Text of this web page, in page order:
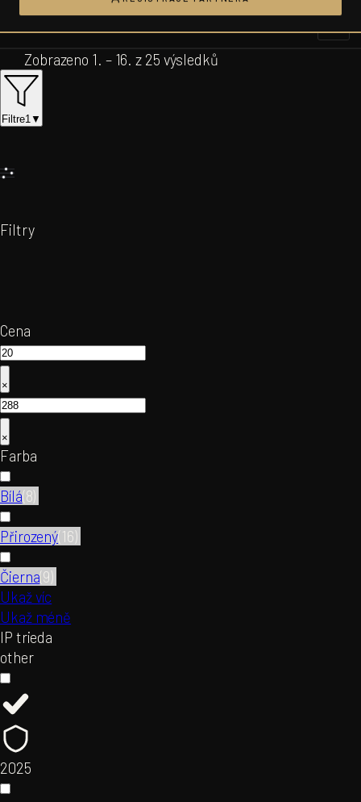
Přeskočit
na
obsah
Zobrazeno 1. – 16. z 25 výsledků
Filtre1▼
Filtry
Cena
×
×
Farba
Bílá(8)
Přirozený(16)
Čierna(9)
Ukaž víc
Ukaž méně
IP trieda
other
2025